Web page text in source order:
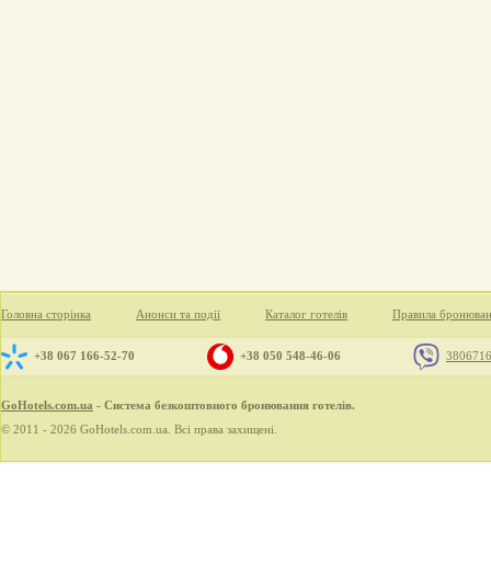
Головна сторінка Анонси та події Каталог готелів Правила
+38 067 166-52-70 +38 050 548-46-06
GoHotels.com.ua - Система безкоштовного бронювання готелів.
© 2011 - 2026 GoHotels.com.ua. Всі права захищені.